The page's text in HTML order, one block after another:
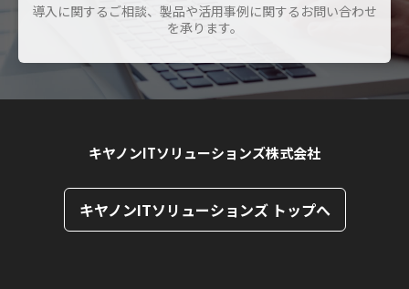
導入に関するご相談、製品や活用事例に関するお問い合わせ
を承ります。
キヤノンITソリューションズ株式会社
キヤノンITソリューションズ トップへ